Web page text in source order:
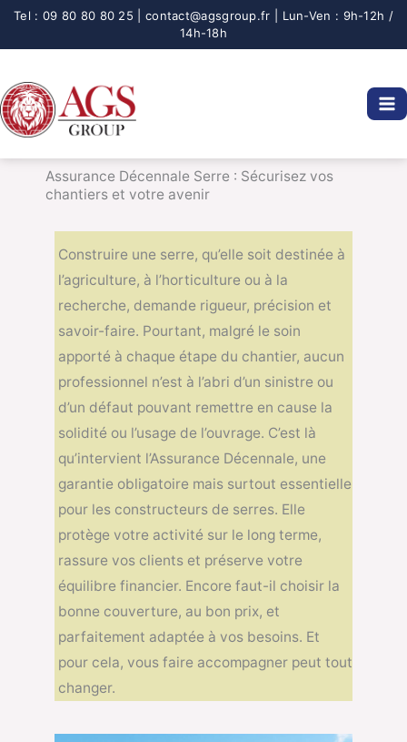
Aller
Assurance Décennale Serre : Sécurisez vos
chantiers et votre avenir
Construire une serre, qu’elle soit destinée à
l’agriculture, à l’horticulture ou à la
recherche, demande rigueur, précision et
savoir-faire. Pourtant, malgré le soin
apporté à chaque étape du chantier, aucun
professionnel n’est à l’abri d’un sinistre ou
d’un défaut pouvant remettre en cause la
solidité ou l’usage de l’ouvrage. C’est là
qu’intervient l’Assurance Décennale, une
garantie obligatoire mais surtout essentielle
pour les constructeurs de serres. Elle
protège votre activité sur le long terme,
rassure vos clients et préserve votre
équilibre financier. Encore faut-il choisir la
bonne couverture, au bon prix, et
parfaitement adaptée à vos besoins. Et
pour cela, vous faire accompagner peut tout
changer.